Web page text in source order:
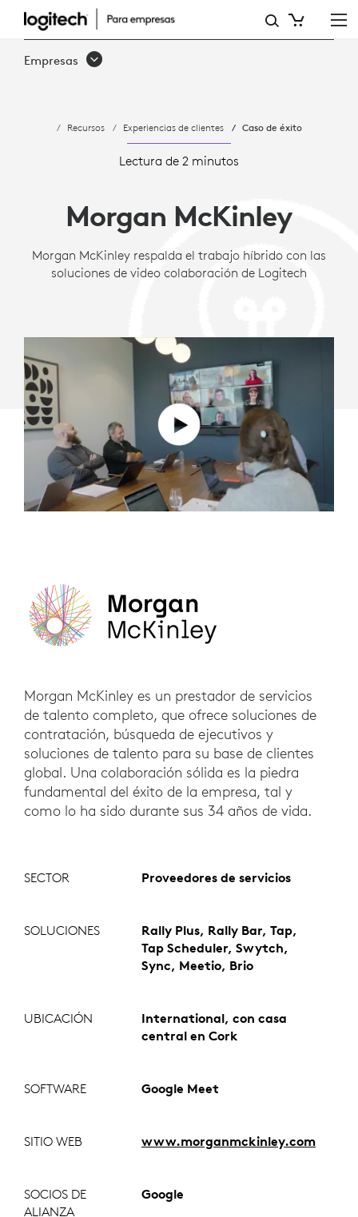
ESTUDIO
DE
MCKINLEY
RESPALDA
TRABAJO
HÍBRIDO
CON
Empresas
Recursos Experiencias de clientes Caso de éxito
Lectura de 2 minutos
Morgan McKinley
Morgan McKinley respalda el trabajo híbrido con las
soluciones de video colaboración de Logitech
Morgan McKinley es un prestador de servicios
de talento completo, que ofrece soluciones de
contratación, búsqueda de ejecutivos y
soluciones de talento para su base de clientes
global. Una colaboración sólida es la piedra
fundamental del éxito de la empresa, tal y
como lo ha sido durante sus 34 años de vida.
SECTOR Proveedores de servicios
SOLUCIONES
Rally Plus, Rally Bar, Tap,
Tap Scheduler, Swytch,
Sync, Meetio, Brio
UBICACIÓN
International, con casa
central en Cork
SOFTWARE Google Meet
SITIO WEB www.morganmckinley.com
SOCIOS DE
ALIANZA
Google